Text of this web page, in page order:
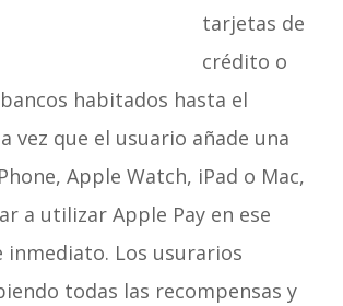
tarjetas de
crédito o
habitados hasta el
vez que el usuario añade una
Apple Watch, iPad o Mac,
a utilizar Apple Pay en ese
inmediato. Los usurarios
todas las recompensas y